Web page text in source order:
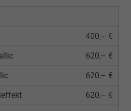
400,– €
620,– €
620,– €
620,– €